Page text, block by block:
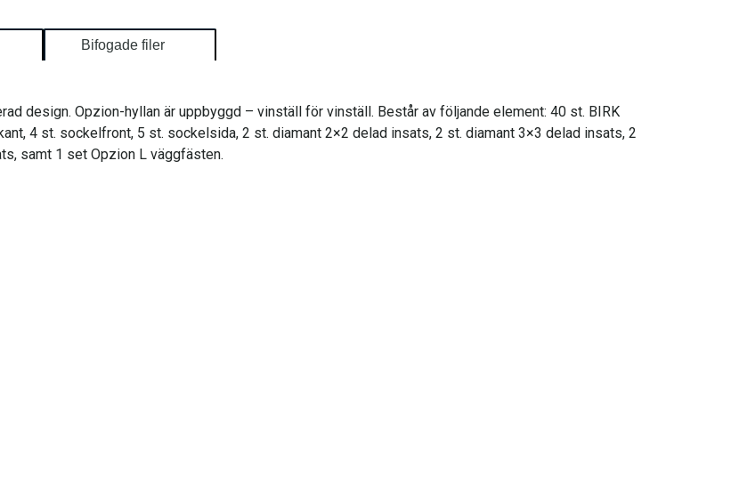
Bifogade filer
design. Opzion-hyllan är uppbyggd – vinställ för vinställ. Består av följande element: 40 st. BIRK
4 st. sockelfront, 5 st. sockelsida, 2 st. diamant 2×2 delad insats, 2 st. diamant 3×3 delad insats, 2
samt 1 set Opzion L väggfästen.